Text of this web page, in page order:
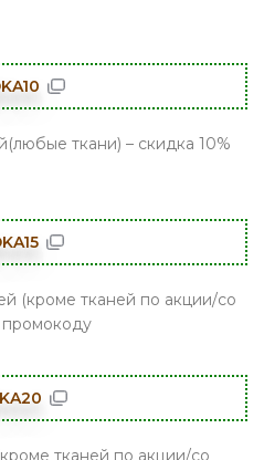
ткани) – скидка 10%
(кроме тканей по акции/со
промокоду
тканей по акции/со